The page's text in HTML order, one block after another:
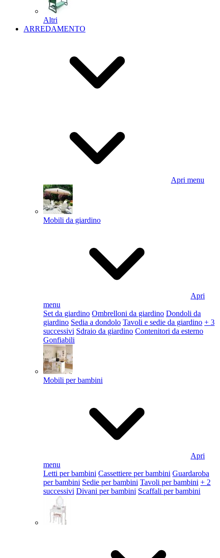
Altri
ARREDAMENTO
Apri menu
Mobili da giardino
Apri
menu
Set da giardino Ombrelloni da giardino Dondoli da
giardino Sedia a dondolo Tavoli e sedie da giardino + 3
successivi Sdraio da giardino Contenitori da esterno
Gonfiabili
Mobili per bambini
Apri
menu
Letti per bambini Cassettiere per bambini Guardaroba
per bambini Sedie per bambini Tavoli per bambini + 2
successivi Divani per bambini Scaffali per bambini